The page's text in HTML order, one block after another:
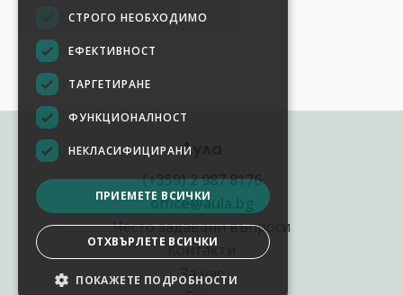
Аула
(+359) 2 987 8176
office@aula.bg
Често задавани въпроси
Контакти
За нас
СТРОГО НЕОБХОДИМО
ЕФЕКТИВНОСТ
ТАРГЕТИРАНЕ
ФУНКЦИОНАЛНОСТ
НЕКЛАСИФИЦИРАНИ
ПРИЕМЕТЕ ВСИЧКИ
ОТХВЪРЛЕТЕ ВСИЧКИ
ПОКАЖЕТЕ ПОДРОБНОСТИ